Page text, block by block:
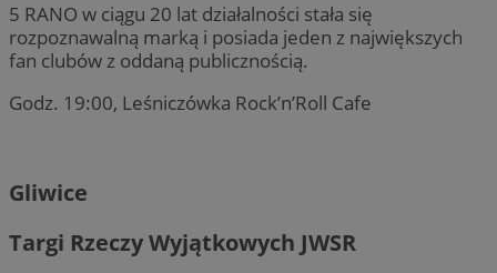
5 RANO w ciągu 20 lat działalności stała się
rozpoznawalną marką i posiada jeden z największych
fan clubów z oddaną publicznością.
Godz. 19:00, Leśniczówka Rock’n’Roll Cafe
Gliwice
Targi Rzeczy Wyjątkowych JWSR